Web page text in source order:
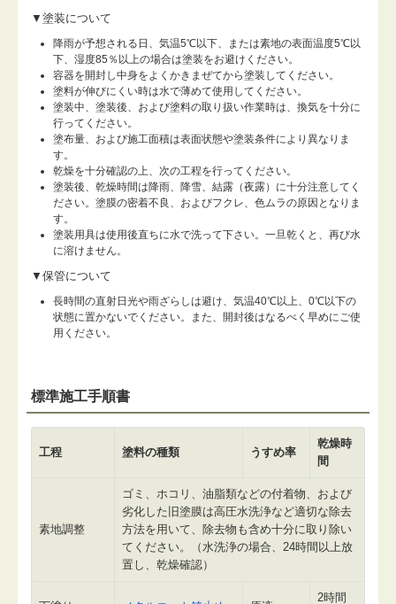
▼塗装について
降雨が予想される日、気温5℃以下、または素地の表面温度5℃以
下、湿度85％以上の場合は塗装をお避けください。
容器を開封し中身をよくかきまぜてから塗装してください。
塗料が伸びにくい時は水で薄めて使用してください。
塗装中、塗装後、および塗料の取り扱い作業時は、換気を十分に
行ってください。
塗布量、および施工面積は表面状態や塗装条件により異なりま
す。
乾燥を十分確認の上、次の工程を行ってください。
塗装後、乾燥時間は降雨、降雪、結露（夜露）に十分注意してく
ださい。塗膜の密着不良、およびフクレ、色ムラの原因となりま
す。
塗装用具は使用後直ちに水で洗って下さい。一旦乾くと、再び水
に溶けません。
▼保管について
長時間の直射日光や雨ざらしは避け、気温40℃以上、0℃以下の
状態に置かないでください。また、開封後はなるべく早めにご使
用ください。
標準施工手順書
工程 塗料の種類 うすめ率
乾燥時
間
素地調整
ゴミ、ホコリ、油脂類などの付着物、および
劣化した旧塗膜は高圧水洗浄など適切な除去
方法を用いて、除去物も含め十分に取り除い
てください。（水洗浄の場合、24時間以上放
置し、乾燥確認）
2時間